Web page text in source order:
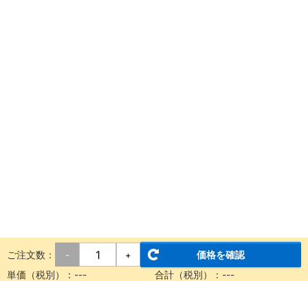
ご注文数： - +
価格を確認
単価（税別）： --- 合計（税別）： ---